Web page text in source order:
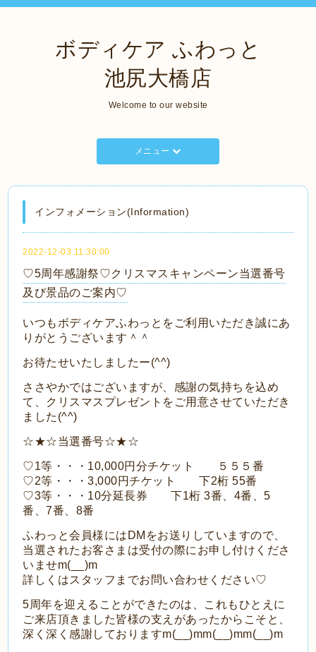
ボディケア ふわっと
池尻大橋店
Welcome to our website
メニュー
インフォメーション(Information)
2022-12-03 11:30:00
♡5周年感謝祭♡クリスマスキャンペーン当選番号
及び景品のご案内♡
いつもボディケアふわっとをご利用いただき誠にあ
りがとうございます＾＾
お待たせいたしましたー(^^)
ささやかではございますが、感謝の気持ちを込め
て、クリスマスプレゼントをご用意させていただき
ました(^^)
☆★☆当選番号☆★☆
♡1等・・・10,000円分チケット ５５５番
♡2等・・・3,000円チケット 下2桁 55番
♡3等・・・10分延長券 下1桁 3番、4番、5
番、7番、8番
ふわっと会員様にはDMをお送りしていますので、
当選されたお客さまは受付の際にお申し付けくださ
いませm(__)m
詳しくはスタッフまでお問い合わせください♡
5周年を迎えることができたのは、
これもひとえに
ご来店頂きました皆様の支えがあったからこそと、
深く深く感謝しておりますm(__)mm(__)mm(__)m